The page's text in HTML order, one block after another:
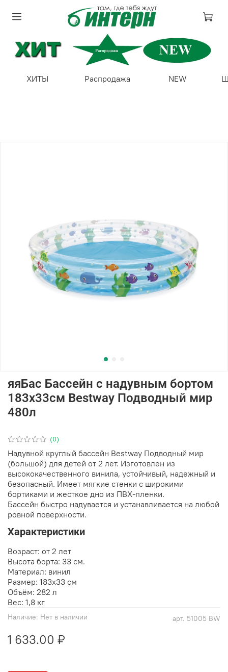
ХИТЫ Распродажа NEW
(0)
арт. 51005 BW
Наличие: Нет в наличии
яяБас Бассейн с надувным бортом
183х33см Bestway Подводный мир
480л
1 633.00 ₽
Надувной круглый бассейн Bestway Подводный мир
(большой) для детей от 2 лет. Изготовлен из
высококачественного винила, устойчивый, надежный и
безопасный. Имеет мягкие стенки с широкими
бортиками и жесткое дно из ПВХ-пленки.
Бассейн быстро надувается и устанавливается на любой
ровной поверхности.
Характеристики
Возраст: от 2 лет
Высота борта: 33 см.
Материал: винил
Размер: 183х33 см
Объём: 282 л
Вес: 1,8 кг